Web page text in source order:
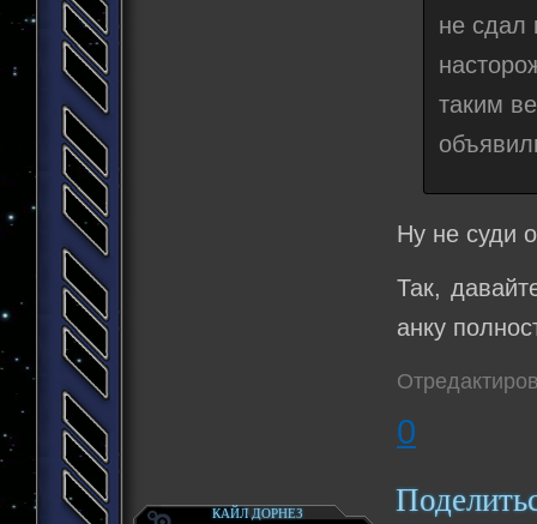
не сдал
таким
Ну не суди
Так,
анку
0
КАЙЛ ДОРНЕЗ